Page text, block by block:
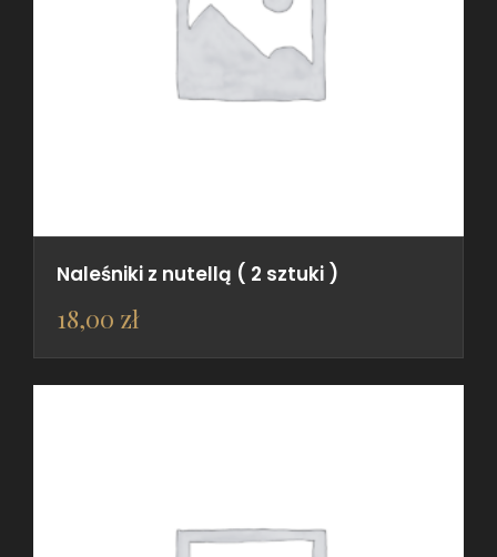
Naleśniki z nutellą ( 2 sztuki )
18,00 zł